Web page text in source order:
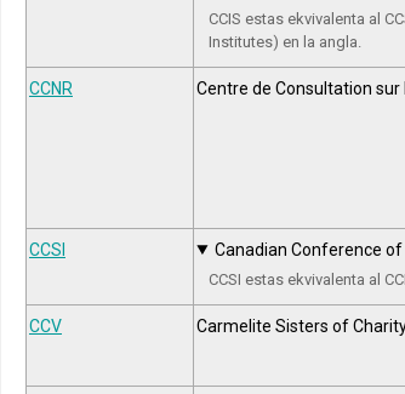
CCIS estas ekvivalenta al
Institutes) en la angla.
CCNR Centre de Consultation sur
CCSI Canadian Conference
CCSI estas ekvivalenta al
CCV Carmelite Sisters of